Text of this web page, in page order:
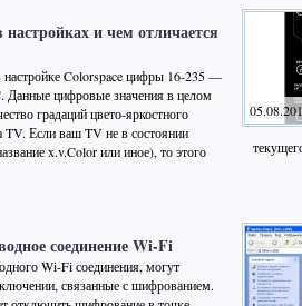
и чем отличается
Colorspace цифры 16-235 —
Данные цифровые значения в целом
градаций цвето-яркостного
TV. Если ваш TV не в состоянии
x.v.Color или иное), то этого
соединение Wi-Fi
Wi-Fi соединения, могут
связанные с шифрованием.